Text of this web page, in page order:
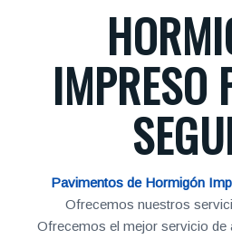
IMPRESO
Pavimentos de Hormigón
Ofrecemos nuestros
Ofrecemos el mejor servicio de